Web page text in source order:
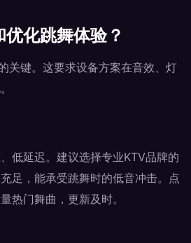
化跳舞体验？
关键。这要求设备方案在音效、灯
低延迟。建议选择专业KTV品牌的
足，能承受跳舞时的低音冲击。点
热门舞曲，更新及时。